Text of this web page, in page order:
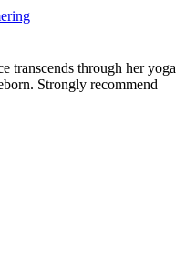
transcends through her yoga
Strongly recommend